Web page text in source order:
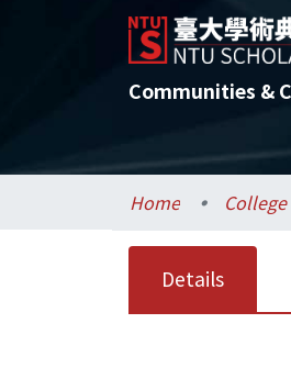
Communities &
Home
Details